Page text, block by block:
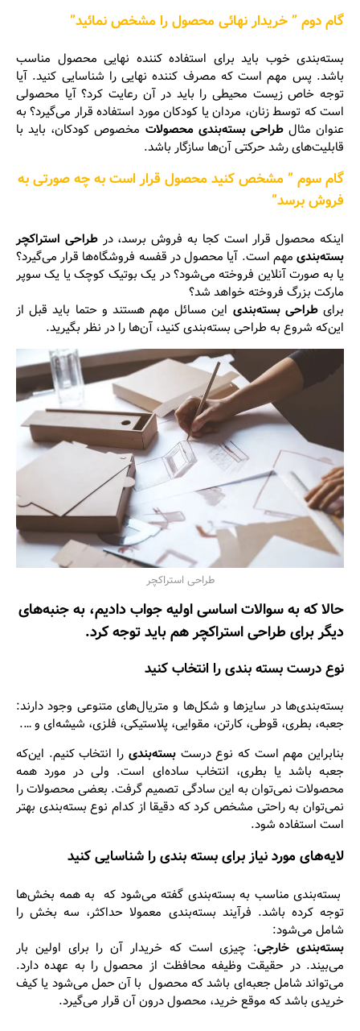
گام دوم ” خریدار نهائی محصول را مشخص نمائید”
بسته‌بندی خوب باید برای استفاده کننده نهایی محصول مناسب
باشد. پس مهم است که مصرف کننده نهایی را شناسایی کنید. آیا
توجه خاص زیست محیطی را باید در آن رعایت کرد؟ آیا محصولی
است که توسط زنان، مردان یا کودکان مورد استفاده قرار می‌گیرد؟ به
عنوان مثالطراحی بسته‌بندی محصولات مخصوص کودکان، باید با
قابلیت‌های رشد حرکتی آن‌ها سازگار باشد.
گام سوم ” مشخص کنید محصول قرار است به چه صورتی به
فروش برسد”
اینکه محصول قرار است کجا به فروش برسد، درطراحی استراکچر
بسته‌بندی مهم است. آیا محصول در قفسه‌ فروشگاه‌ها قرار می‌گیرد؟
یا به صورت آنلاین فروخته می‌شود؟ در یک بوتیک کوچک یا یک سوپر
مارکت بزرگ فروخته خواهد شد؟
برایطراحی بسته‌بندی این مسائل مهم هستند و حتما باید قبل از
این‌که شروع به طراحی بسته‌بندی کنید، آن‌ها را در نظر بگیرید.
طراحی استراکچر
حالا که به سوالات اساسی اولیه جواب دادیم، به جنبه‌های
دیگر برای طراحی استراکچر هم باید توجه کرد.
نوع درست بسته ‌بندی را انتخاب کنید
بسته‌بندی‌ها در سایزها و شکل‌ها و متریال‌های متنوعی وجود دارند:
جعبه، بطری، قوطی، کارتن، مقوایی، پلاستیکی، فلزی، شیشه‌ای و ….
بنابراین مهم است که نوع درستبسته‌بندی را انتخاب کنیم. این‌که
جعبه باشد یا بطری، انتخاب ساده‌ای است. ولی در مورد همه
محصولات نمی‌توان به این سادگی تصمیم گرفت. بعضی محصولات را
نمی‌توان به راحتی مشخص کرد که دقیقا از کدام نوع بسته‌بندی بهتر
است استفاده شود.
لایه‌های مورد نیاز برای بسته ‌بندی را شناسایی کنید
بسته‌بندی مناسب به بسته‌بندی گفته می‌شود که به همه بخش‌ها
توجه کرده باشد. فرآیند بسته‌بندی معمولا حداکثر، سه بخش را
شامل می‌شود:
بسته‌بندی خارجی: چیزی است که خریدار آن را برای اولین بار
می‌بیند. در حقیقت وظیفه محافظت از محصول را به عهده دارد.
می‌تواند شامل جعبه‌ای باشد که محصول با آن حمل می‌شود یا کیف
خریدی باشد که موقع خرید، محصول درون آن قرار می‌گیرد.